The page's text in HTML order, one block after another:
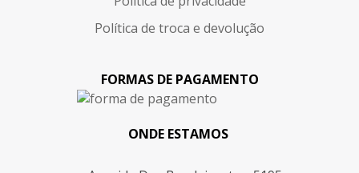
Política de troca e devolução
FORMAS DE PAGAMENTO
ONDE ESTAMOS